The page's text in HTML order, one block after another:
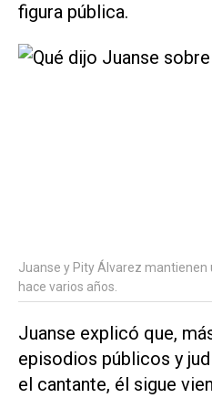
figura pública.
Juanse y Pity Álvarez
hace varios años.
Juanse explicó que,
episodios públicos y
el cantante, él sigue